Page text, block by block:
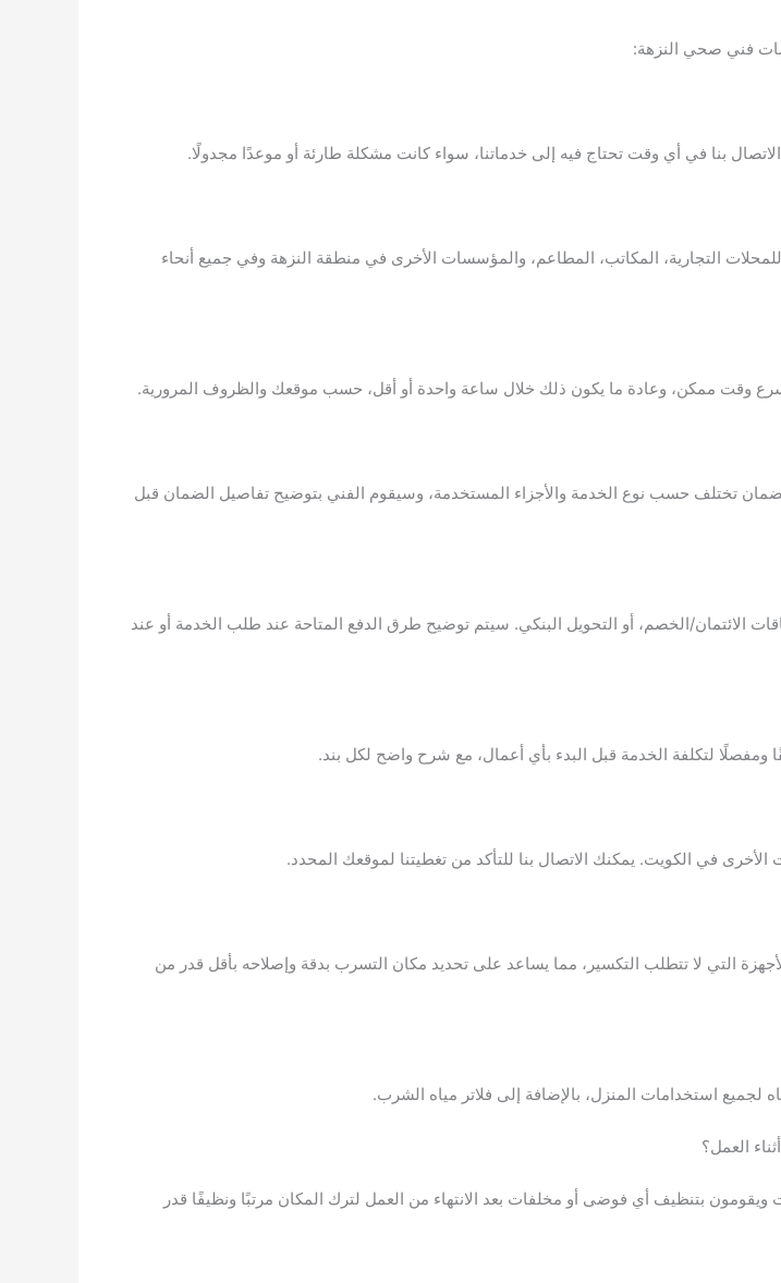
فني صحي النزهة:
بنا في أي وقت تحتاج فيه إلى خدماتنا، سواء كانت مشكلة طارئة أو موعدًا مجدولًا.
التجارية، المكاتب، المطاعم، والمؤسسات الأخرى في منطقة النزهة وفي جميع أنحاء
وقت ممكن، وعادة ما يكون ذلك خلال ساعة واحدة أو أقل، حسب موقعك والظروف المرورية.
تختلف حسب نوع الخدمة والأجزاء المستخدمة، وسيقوم الفني بتوضيح تفاصيل الضمان قبل
الائتمان/الخصم، أو التحويل البنكي. سيتم توضيح طرق الدفع المتاحة عند طلب الخدمة أو عند
ومفصلًا لتكلفة الخدمة قبل البدء بأي أعمال، مع شرح واضح لكل بند.
التي لا تتطلب التكسير، مما يساعد على تحديد مكان التسرب بدقة وإصلاحه بأقل قدر من
ويقومون بتنظيف أي فوضى أو مخلفات بعد الانتهاء من العمل لترك المكان مرتبًا ونظيفًا قدر